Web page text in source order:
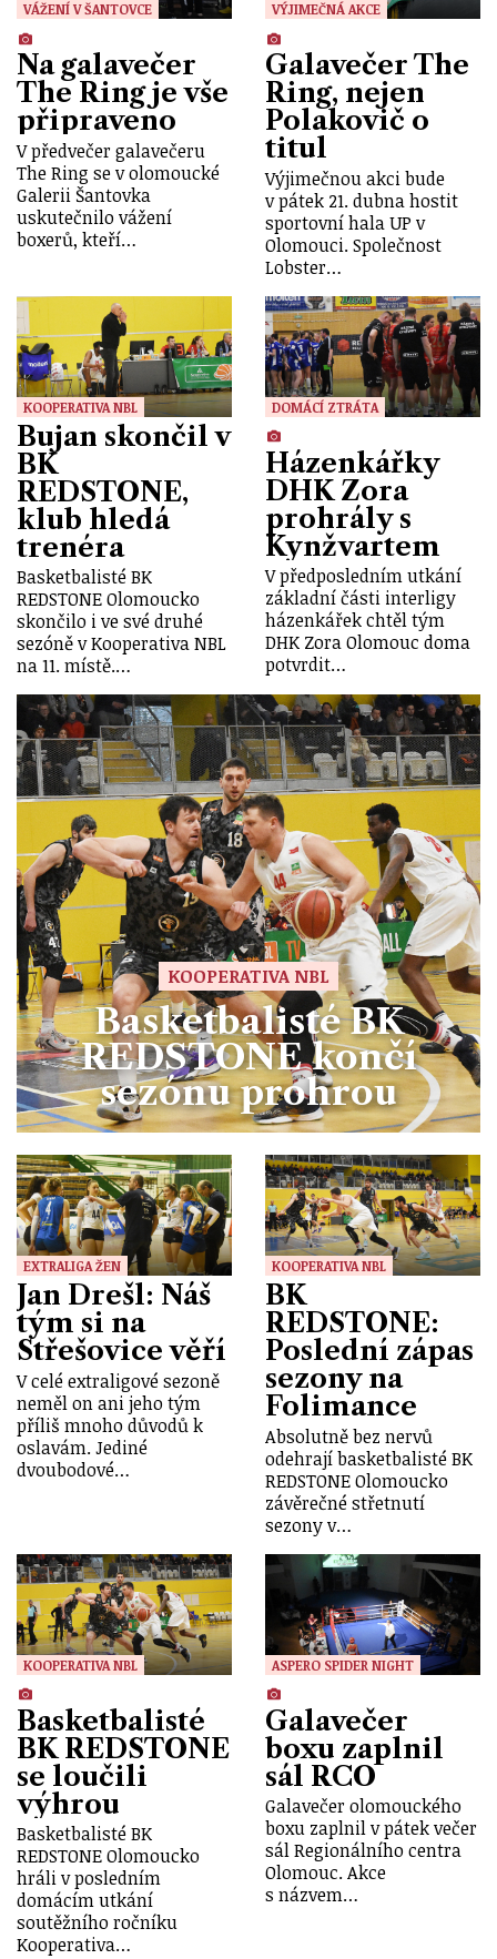
VÁŽENÍ V ŠANTOVCE
Na galavečer
The Ring je vše
připraveno
V předvečer galavečeru
The Ring se v olomoucké
Galerii Šantovka
uskutečnilo vážení
boxerů, kteří…
VÝJIMEČNÁ AKCE
Galavečer The
Ring, nejen
Polakovič o
titul
Výjimečnou akci bude
v pátek 21. dubna hostit
sportovní hala UP v
Olomouci. Společnost
Lobster…
KOOPERATIVA NBL
Bujan skončil v
BK
REDSTONE,
klub hledá
trenéra
Basketbalisté BK
REDSTONE Olomoucko
skončilo i ve své druhé
sezóně v Kooperativa NBL
na 11. místě.…
DOMÁCÍ ZTRÁTA
Házenkářky
DHK Zora
prohrály s
Kynžvartem
V předposledním utkání
základní části interligy
házenkářek chtěl tým
DHK Zora Olomouc doma
potvrdit…
KOOPERATIVA NBL
Basketbalisté BK
REDSTONE končí
sezónu prohrou
EXTRALIGA ŽEN
Jan Drešl: Náš
tým si na
Střešovice věří
V celé extraligové sezoně
neměl on ani jeho tým
příliš mnoho důvodů k
oslavám. Jediné
dvoubodové…
KOOPERATIVA NBL
BK
REDSTONE:
Poslední zápas
sezony na
Folimance
Absolutně bez nervů
odehrají basketbalisté BK
REDSTONE Olomoucko
závěrečné střetnutí
sezony v…
KOOPERATIVA NBL
Basketbalisté
BK REDSTONE
se loučili
výhrou
Basketbalisté BK
REDSTONE Olomoucko
hráli v posledním
domácím utkání
soutěžního ročníku
Kooperativa…
ASPERO SPIDER NIGHT
Galavečer
boxu zaplnil
sál RCO
Galavečer olomouckého
boxu zaplnil v pátek večer
sál Regionálního centra
Olomouc. Akce
s názvem…